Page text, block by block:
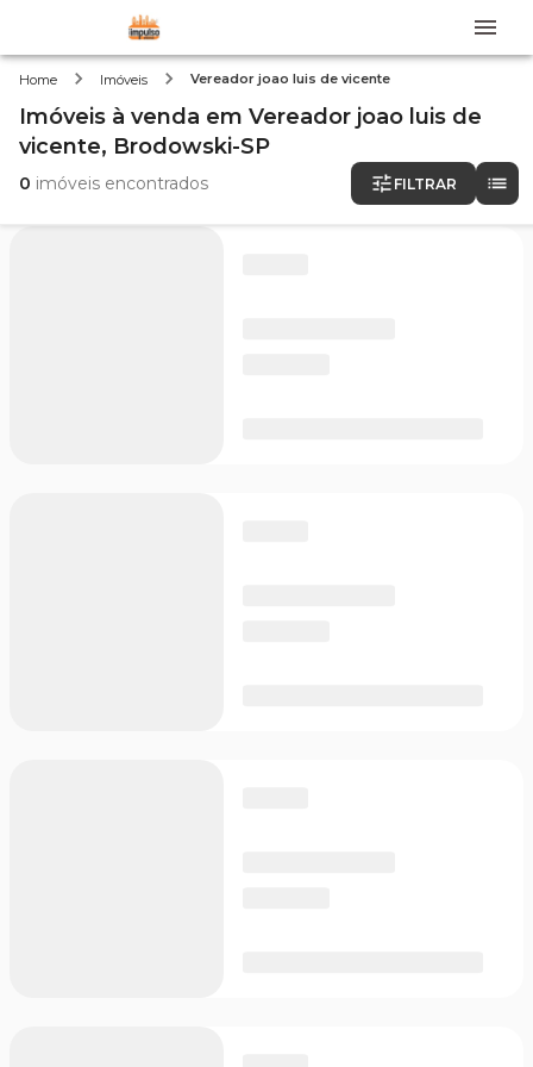
Home Imóveis Vereador joao luis de vicente
Imóveis à venda em Vereador joao luis de
vicente, Brodowski-SP
0 imóveis encontrados FILTRAR